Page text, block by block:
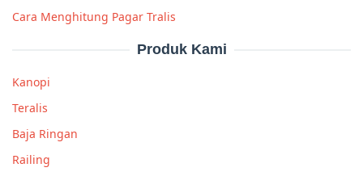
Cara Menghitung Pagar Tralis
Produk Kami
Kanopi
Teralis
Baja Ringan
Railing